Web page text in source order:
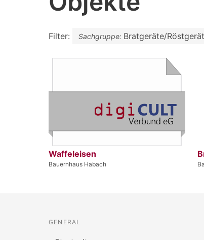
Filter: Sachgruppe: Bratgeräte/
Waffeleisen
Bauernhaus Habach
GENERAL